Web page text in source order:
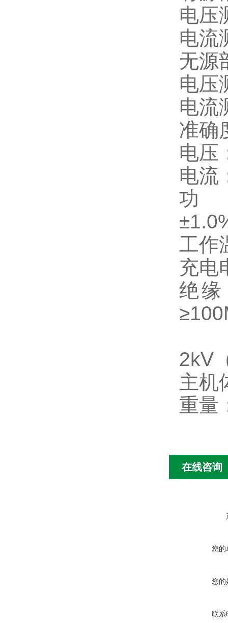
电压
电流
无源
电压
电流
准确
电压
电流
±
工作
充电
绝
≥
2kV
主机
重量
在线咨询
您的
您的
联系